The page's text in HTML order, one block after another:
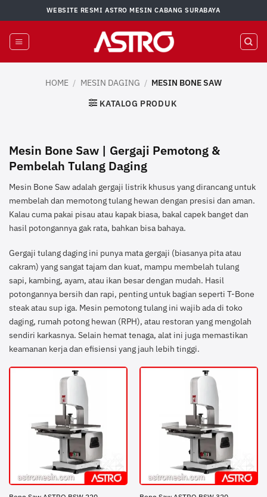
to
content
WEBSITE RESMI ASTRO MESIN CABANG SURABAYA
HOME / MESIN DAGING / MESIN BONE SAW
KATALOG PRODUK
Mesin Bone Saw | Gergaji Pemotong &
Pembelah Tulang Daging
Mesin Bone Saw adalah gergaji listrik khusus yang dirancang untuk
membelah dan memotong tulang hewan dengan presisi dan aman.
Kalau cuma pakai pisau atau kapak biasa, bakal capek banget dan
hasil potongannya gak rata, bahkan bisa bahaya.
Gergaji tulang daging ini punya mata gergaji (biasanya pita atau
cakram) yang sangat tajam dan kuat, mampu membelah tulang
sapi, kambing, ayam, atau ikan besar dengan mudah. Hasil
potongannya bersih dan rapi, penting untuk bagian seperti T-Bone
steak atau sup iga. Mesin pemotong tulang ini wajib ada di toko
daging, rumah potong hewan (RPH), atau restoran yang mengolah
sendiri karkasnya. Selain hemat tenaga, alat ini juga memastikan
keamanan kerja dan efisiensi yang jauh lebih tinggi.